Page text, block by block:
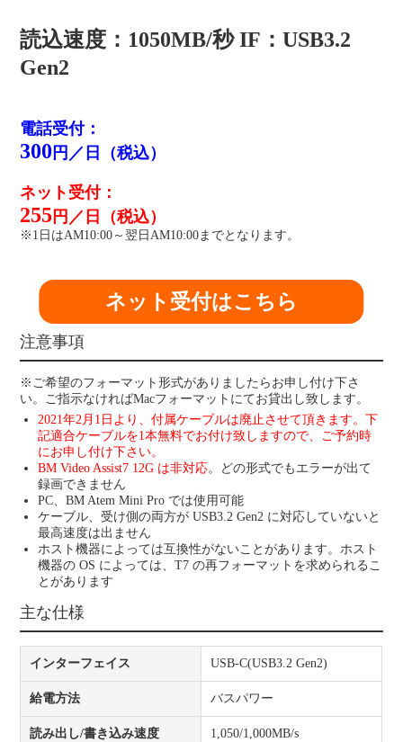
読込速度：1050MB/秒 IF：USB3.2
Gen2
電話受付：
300 円／日（税込）
ネット受付：
255 円／日（税込）
※1日はAM10:00～翌日AM10:00までとなります。
ネット受付はこちら
注意事項
※ご希望のフォーマット形式がありましたらお申し付け下さ
い。ご指示なければMacフォーマットにてお貸出し致します。
2021年2月1日より、付属ケーブルは廃止させて頂きます。下
記適合ケーブルを1本無料でお付け致しますので、ご予約時
にお申し付け下さい。
BM Video Assist7 12G は非対応。どの形式でもエラーが出て
録画できません
PC、BM Atem Mini Pro では使用可能
ケーブル、受け側の両方が USB3.2 Gen2 に対応していないと
最高速度は出ません
ホスト機器によっては互換性がないことがあります。ホスト
機器の OS によっては、T7 の再フォーマットを求められるこ
とがあります
主な仕様
インターフェイス USB-C(USB3.2 Gen2)
給電方法 バスパワー
読み出し/書き込み速度 1,050/1,000MB/s